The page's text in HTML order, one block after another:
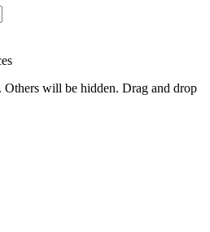
Others will be hidden. Drag and drop